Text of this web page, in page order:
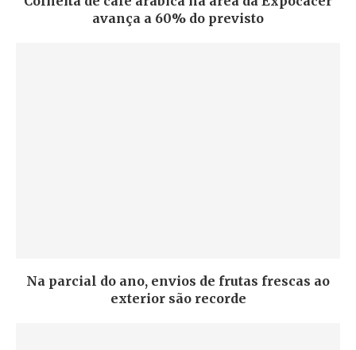
avança a 60% do previsto
Na parcial do ano, envios de frutas frescas ao
exterior são recorde